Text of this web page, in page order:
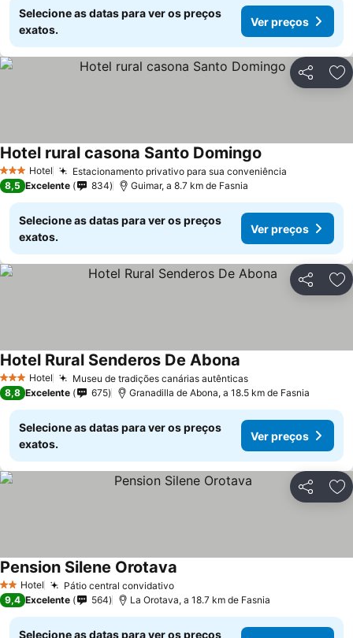
Selecione as datas para ver os preços
exatos.
Ver preços
Partilhar
3 EstrelasHotel Estacionamento privativo para sua conveniência
Hotel rural casona Santo Domingo
8,5 Excelente 834 Guimar, a 8.7 km de Fasnia
Selecione as datas para ver os preços
exatos.
Ver preços
Partilhar
3 EstrelasHotel Museu de tradições canárias autênticas
Hotel Rural Senderos De Abona
8,8 Excelente 675 Granadilla de Abona, a 18.5 km de Fasnia
Selecione as datas para ver os preços
exatos.
Ver preços
Partilhar
2 Estrelas
Hotel Pátio central convidativo
Pension Silene Orotava
9,4 Excelente 564 La Orotava, a 18.7 km de Fasnia
Selecione as datas para ver os preços